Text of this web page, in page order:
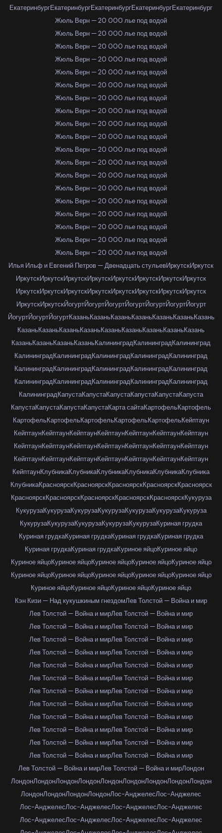
ЕкатеринбургЕкатеринбургЕкатеринбургЕкатеринбургЕкатеринбург
Жюль Верн — 20 000 лье под водой
Жюль Верн — 20 000 лье под водой
Жюль Верн — 20 000 лье под водой
Жюль Верн — 20 000 лье под водой
Жюль Верн — 20 000 лье под водой
Жюль Верн — 20 000 лье под водой
Жюль Верн — 20 000 лье под водой
Жюль Верн — 20 000 лье под водой
Жюль Верн — 20 000 лье под водой
Жюль Верн — 20 000 лье под водой
Жюль Верн — 20 000 лье под водой
Жюль Верн — 20 000 лье под водой
Жюль Верн — 20 000 лье под водой
Жюль Верн — 20 000 лье под водой
Жюль Верн — 20 000 лье под водой
Жюль Верн — 20 000 лье под водой
Жюль Верн — 20 000 лье под водой
Жюль Верн — 20 000 лье под водой
Жюль Верн — 20 000 лье под водой
Илья Ильф и Евгений Петров — Двенадцать стульевИркутскИркутск
ИркутскИркутскИркутскИркутскИркутскИркутскИркутскИркутск
ИркутскИркутскИркутскИркутскИркутскИркутскИркутскИркутск
ИркутскИркутскЙогуртЙогуртЙогуртЙогуртЙогуртЙогуртЙогурт
ЙогуртЙогуртЙогуртКазаньКазаньКазаньКазаньКазаньКазаньКазань
КазаньКазаньКазаньКазаньКазаньКазаньКазаньКазаньКазань
КазаньКазаньКазаньКазаньКалининградКалининградКалининград
КалининградКалининградКалининградКалининградКалининград
КалининградКалининградКалининградКалининградКалининград
КалининградКалининградКалининградКалининградКалининград
КалининградКапустаКапустаКапустаКапустаКапустаКапуста
КапустаКапустаКапустаКапустаКарта сайтаКартофельКартофель
КартофельКартофельКартофельКартофельКартофельКейптаун
КейптаунКейптаунКейптаунКейптаунКейптаунКейптаунКейптаун
КейптаунКейптаунКейптаунКейптаунКейптаунКейптаунКейптаун
КейптаунКейптаунКейптаунКейптаунКейптаунКейптаунКейптаун
КейптаунКлубникаКлубникаКлубникаКлубникаКлубникаКлубника
КлубникаКрасноярскКрасноярскКрасноярскКрасноярскКрасноярск
КрасноярскКрасноярскКрасноярскКрасноярскКрасноярскКукуруза
КукурузаКукурузаКукурузаКукурузаКукурузаКукурузаКукуруза
КукурузаКукурузаКукурузаКукурузаКукурузаКуриная грудка
Куриная грудкаКуриная грудкаКуриная грудкаКуриная грудка
Куриная грудкаКуриная грудкаКуриное яйцоКуриное яйцо
Куриное яйцоКуриное яйцоКуриное яйцоКуриное яйцоКуриное яйцо
Куриное яйцоКуриное яйцоКуриное яйцоКуриное яйцоКуриное яйцо
Куриное яйцоКуриное яйцоКуриное яйцоКуриное яйцо
Кэн Кизи — Над кукушкиным гнездомЛев Толстой — Война и мир
Лев Толстой — Война и мирЛев Толстой — Война и мир
Лев Толстой — Война и мирЛев Толстой — Война и мир
Лев Толстой — Война и мирЛев Толстой — Война и мир
Лев Толстой — Война и мирЛев Толстой — Война и мир
Лев Толстой — Война и мирЛев Толстой — Война и мир
Лев Толстой — Война и мирЛев Толстой — Война и мир
Лев Толстой — Война и мирЛев Толстой — Война и мир
Лев Толстой — Война и мирЛев Толстой — Война и мир
Лев Толстой — Война и мирЛев Толстой — Война и мир
Лев Толстой — Война и мирЛев Толстой — Война и мир
Лев Толстой — Война и мирЛев Толстой — Война и мир
Лев Толстой — Война и мирЛев Толстой — Война и мир
Лев Толстой — Война и мирЛев Толстой — Война и мирЛондон
ЛондонЛондонЛондонЛондонЛондонЛондонЛондонЛондонЛондон
ЛондонЛондонЛондонЛондонЛос-АнджелесЛос-Анджелес
Лос-АнджелесЛос-АнджелесЛос-АнджелесЛос-Анджелес
Лос-АнджелесЛос-АнджелесЛос-АнджелесЛос-Анджелес